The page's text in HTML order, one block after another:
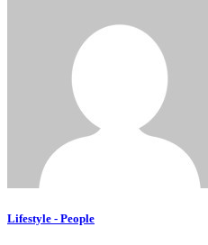
Lifestyle - People